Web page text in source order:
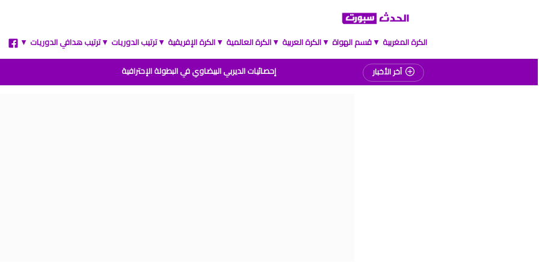
الكرة المغربية ▲قسم الهواة ▲الكرة العربية ▲الكرة العالمية ▲الكرة الإفريقية ▲ترتيب الدوريات ▲ترتيب هدافي الدوريات ▲
آخر الأخبار
إحصائيات الديربي البيضاوي في البطولة الإحترافية